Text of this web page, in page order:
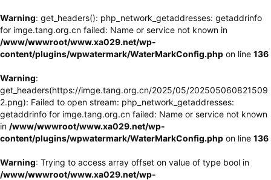
Warning: get_headers(): php_network_getaddresses: getaddrinfo
for imge.tang.org.cn failed: Name or service not known in
/www/wwwroot/www.xa029.net/wp-
content/plugins/wpwatermark/WaterMarkConfig.php on line 136
Warning:
get_headers(https://imge.tang.org.cn/2025/05/202505060821509
2.png): Failed to open stream: php_network_getaddresses:
getaddrinfo for imge.tang.org.cn failed: Name or service not known
in /www/wwwroot/www.xa029.net/wp-
content/plugins/wpwatermark/WaterMarkConfig.php on line 136
Warning: Trying to access array offset on value of type bool in
/www/wwwroot/www.xa029.net/wp-